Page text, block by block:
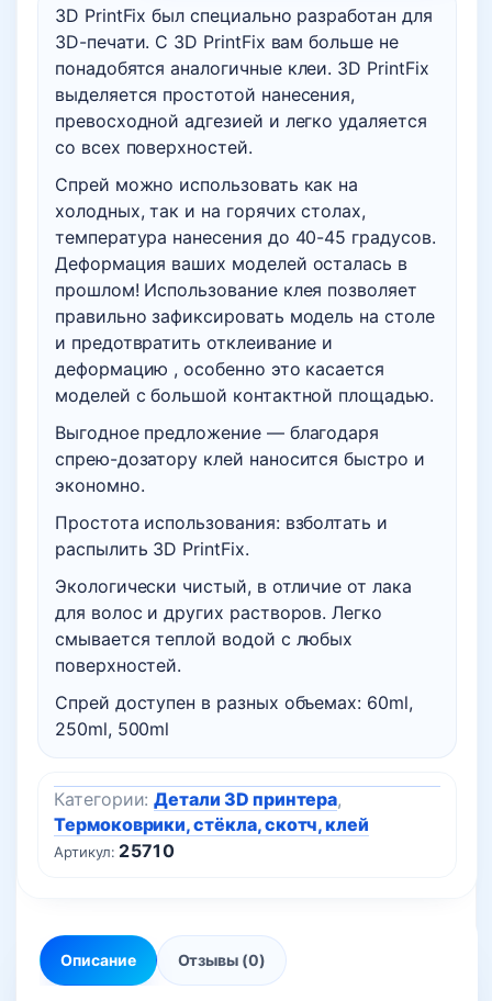
3D PrintFix был специально разработан для
3D-печати. С 3D PrintFix вам больше не
понадобятся аналогичные клеи. 3D PrintFix
выделяется простотой нанесения,
превосходной адгезией и легко удаляется
со всех поверхностей.
Спрей можно использовать как на
холодных, так и на горячих столах,
температура нанесения до 40-45 градусов.
Деформация ваших моделей осталась в
прошлом! Использование клея позволяет
правильно зафиксировать модель на столе
и предотвратить отклеивание и
деформацию , особенно это касается
моделей с большой контактной площадью.
Выгодное предложение — благодаря
спрею-дозатору клей наносится быстро и
экономно.
Простота использования: взболтать и
распылить 3D PrintFix.
Экологически чистый, в отличие от лака
для волос и других растворов. Легко
смывается теплой водой с любых
поверхностей.
Спрей доступен в разных объемах: 60ml,
250ml, 500ml
Адгезионный
спрей,
клей
адгезив
для
печати
3D
PrintFix
Strong
Артикул: 25710
Категории:Детали 3D принтера,
Термоковрики, стёкла, скотч, клей
Описание Отзывы (0)